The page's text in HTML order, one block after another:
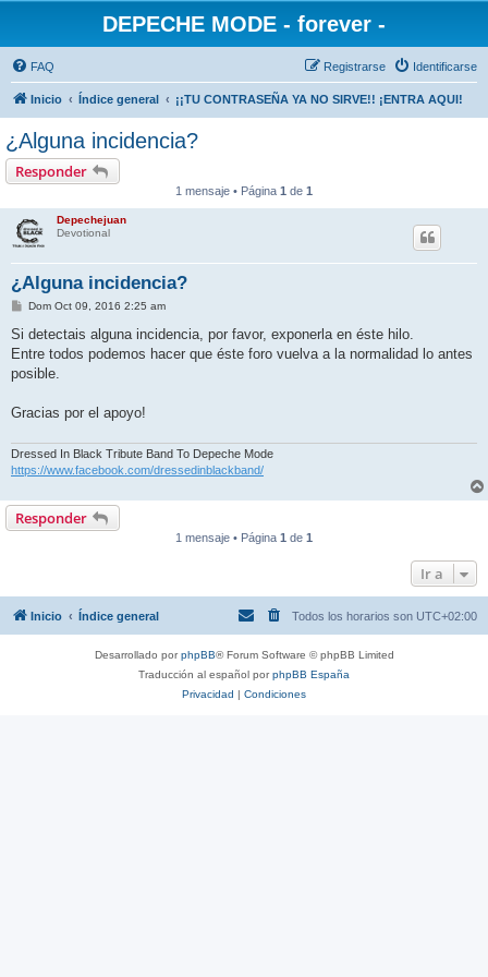
DEPECHE MODE - forever -
FAQ Identificarse
Registrarse
Inicio Índice general ¡¡TU CONTRASEÑA YA NO SIRVE!! ¡ENTRA AQUI!
¿Alguna incidencia?
Responder
1 mensaje • Página 1 de 1
Depechejuan
Devotional
¿Alguna incidencia?
M
n
a
j
Dom Oct 09, 2016 2:25 am
Si detectais alguna incidencia, por favor, exponerla en éste hilo.
Entre todos podemos hacer que éste foro vuelva a la normalidad lo antes
posible.
Gracias por el apoyo!
Dressed In Black Tribute Band To Depeche Mode
https://www.facebook.com/dressedinblackband/
Responder
1 mensaje • Página 1 de 1
Ir a
Inicio Índice general Todos los horarios son UTC+02:00
Desarrollado porphpBB® Forum Software © phpBB Limited
Traducción al español porphpBB España
Privacidad | Condiciones